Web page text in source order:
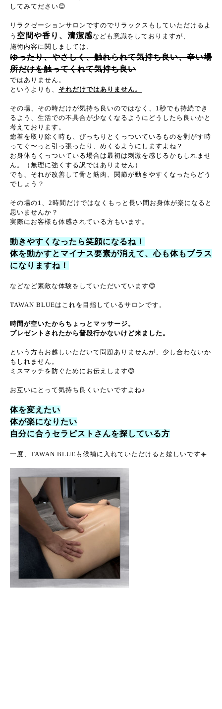
してみてださい😊
リラクゼーションサロンですのでリラックスもしていただけるよ
う 空間や香り、清潔感なども意識をしておりますが、
施術内容に関しましては、
ゆったり、やさしく、触れられて気持ち良い、辛い場
所だけを触ってくれて気持ち良い
ではありません。
というよりも、 それだけではありません。
その場、その時だけが気持ち良いのではなく、1秒でも持続でき
るよう、生活での不具合が少なくなるようにどうしたら良いかと
考えております。
癒着を取り除く時も、びっちりとくっついているものを剥がす時
ってぐ〜っと引っ張ったり、めくるようにしますよね？
お身体もくっついている場合は最初は刺激を感じるかもしれませ
ん。（無理に強くする訳ではありません）
でも、それが改善して骨と筋肉、関節が動きやすくなったらどう
でしょう？
その場の1、2時間だけではなくもっと長い間お身体が楽になると
思いませんか？
実際にお客様も体感されている方もいます。
動きやすくなったら笑顔になるね！
体を動かすとマイナス要素が消えて、心も体もプラス
になりますね！
などなど素敵な体験をしていただいています😊
TAWAN BLUEはこれを目指しているサロンです。
時間が空いたからちょっとマッサージ。
プレゼントされたから普段行かないけど来ました。
という方もお越しいただいて問題ありませんが、少し合わないか
もしれません。
ミスマッチを防ぐためにお伝えします😊
お互いにとって気持ち良くいたいですよね♪
体を変えたい
体が楽になりたい
自分に合うセラピストさんを探している方
一度、TAWAN BLUEも候補に入れていただけると嬉しいです☀️